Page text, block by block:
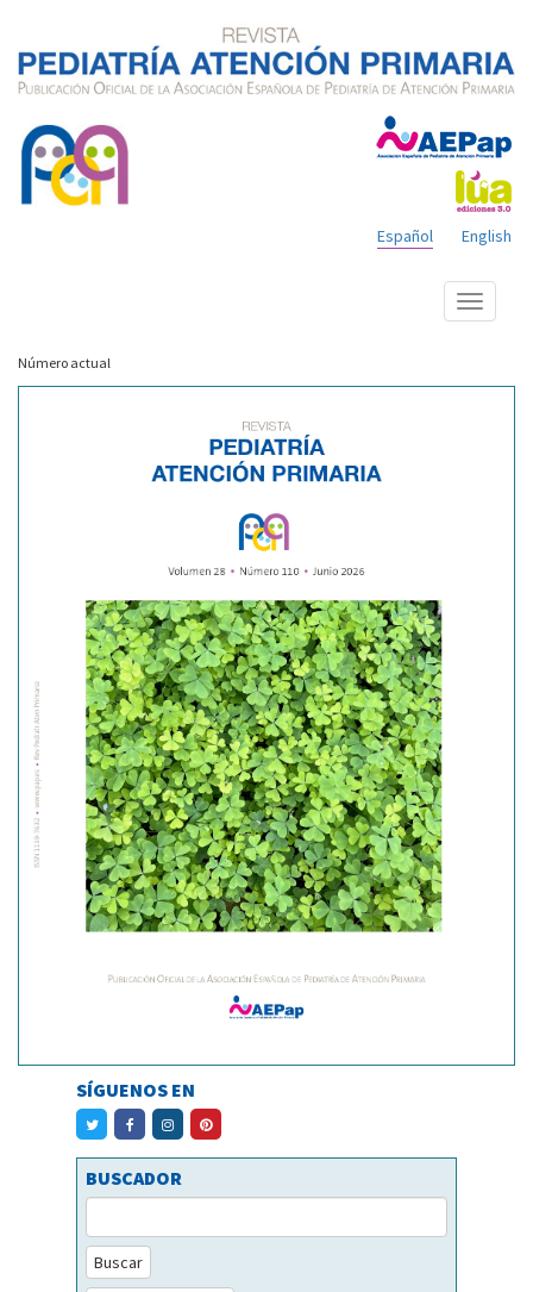
English
Español
Mostrar
menú
Número actual
SÍGUENOS EN
BUSCADOR
Buscar